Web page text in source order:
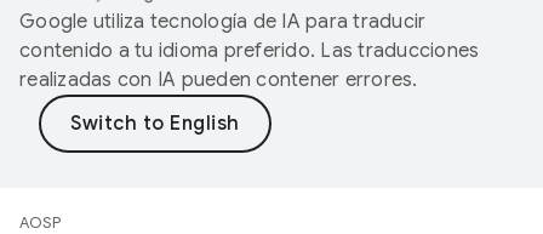
Google utiliza tecnología de IA para traducir
contenido a tu idioma preferido. Las traducciones
realizadas con IA pueden contener errores.
AOSP